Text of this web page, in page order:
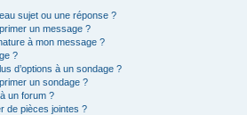
sujet ou une réponse ?
un message ?
à mon message ?
?
d’options à un sondage ?
un sondage ?
un forum ?
de pièces jointes ?